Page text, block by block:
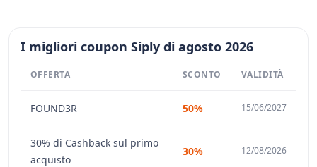
I migliori coupon Siply di agosto 2026
OFFERTA SCONTO VALIDITÀ
FOUND3R 50% 15/06/2027
30% di Cashback sul primo
acquisto
30% 12/08/2026